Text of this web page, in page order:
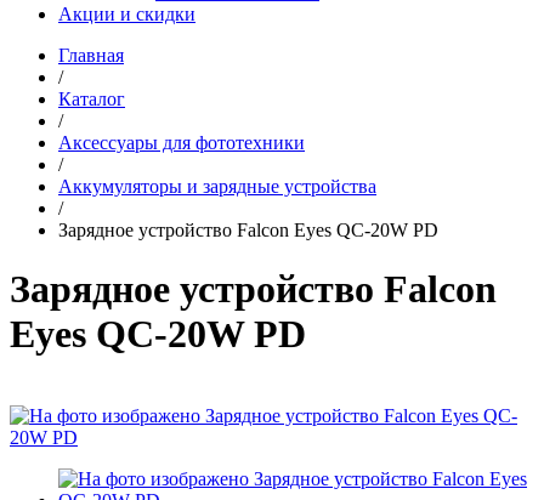
Акции и скидки
Главная
/
Каталог
/
Аксессуары для фототехники
/
Аккумуляторы и зарядные устройства
/
Зарядное устройство Falcon Eyes QC-20W PD
Зарядное устройство Falcon
Eyes QC-20W PD